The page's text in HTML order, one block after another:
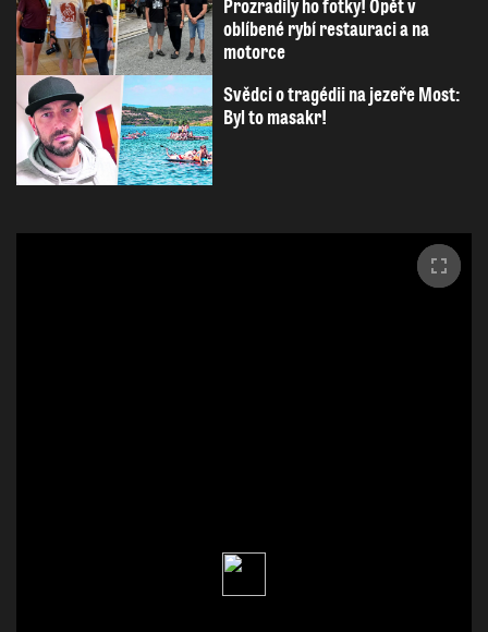
Prozradily ho fotky! Opět v
oblíbené rybí restauraci a na
motorce
Svědci o tragédii na jezeře Most:
Byl to masakr!